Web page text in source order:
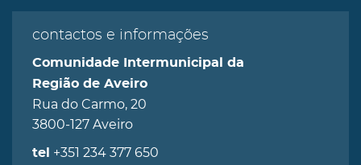
contactos e informações
Comunidade Intermunicipal da
Região de Aveiro
Rua do Carmo, 20
3800-127 Aveiro
tel +351 234 377 650